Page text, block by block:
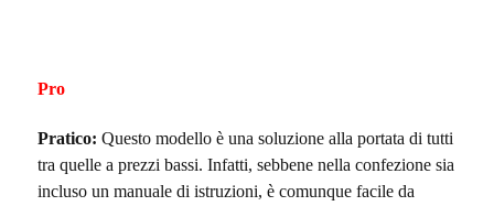
Pro
Pratico: Questo modello è una soluzione alla portata di tutti
tra quelle a prezzi bassi. Infatti, sebbene nella confezione sia
incluso un manuale di istruzioni, è comunque facile da